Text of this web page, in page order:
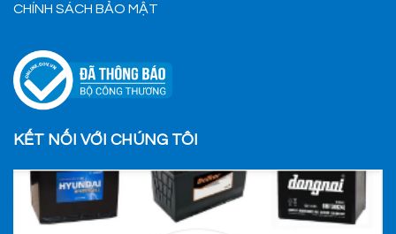
CHÍNH SÁCH BẢO MẬT
KẾT NỐI VỚI CHÚNG TÔI